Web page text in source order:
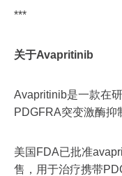
***
关于Avapritinib
Avapritinib是一款在
PDGFRA突变激酶抑
美国FDA已批准
售，用于治疗携带